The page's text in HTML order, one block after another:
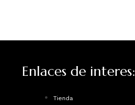
Enlaces de interes:
Tienda